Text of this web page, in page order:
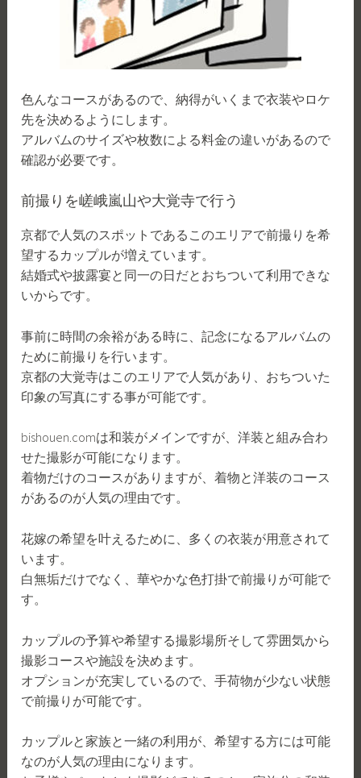
色んなコースがあるので、納得がいくまで衣装やロケ
先を決めるようにします。
アルバムのサイズや枚数による料金の違いがあるので
確認が必要です。
前撮りを嵯峨嵐山や大覚寺で行う
京都で人気のスポットであるこのエリアで前撮りを希
望するカップルが増えています。
結婚式や披露宴と同一の日だとおちついて利用できな
いからです。
事前に時間の余裕がある時に、記念になるアルバムの
ために前撮りを行います。
京都の大覚寺はこのエリアで人気があり、おちついた
印象の写真にする事が可能です。
bishouen.comは和装がメインですが、洋装と組み合わ
せた撮影が可能になります。
着物だけのコースがありますが、着物と洋装のコース
があるのが人気の理由です。
花嫁の希望を叶えるために、多くの衣装が用意されて
います。
白無垢だけでなく、華やかな色打掛で前撮りが可能で
す。
カップルの予算や希望する撮影場所そして雰囲気から
撮影コースや施設を決めます。
オプションが充実しているので、手荷物が少ない状態
で前撮りが可能です。
カップルと家族と一緒の利用が、希望する方には可能
なのが人気の理由になります。